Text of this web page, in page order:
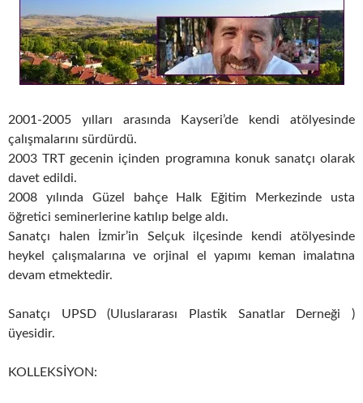
2001-2005 yılları arasında Kayseri’de kendi atölyesinde
çalışmalarını sürdürdü.
2003 TRT gecenin içinden programına konuk sanatçı olarak
davet edildi.
2008 yılında Güzel bahçe Halk Eğitim Merkezinde usta
öğretici seminerlerine katılıp belge aldı.
Sanatçı halen İzmir’in Selçuk ilçesinde kendi atölyesinde
heykel çalışmalarına ve orjinal el yapımı keman imalatına
devam etmektedir.
Sanatçı UPSD (Uluslararası Plastik Sanatlar Derneği )
üyesidir.
KOLLEKSİYON: